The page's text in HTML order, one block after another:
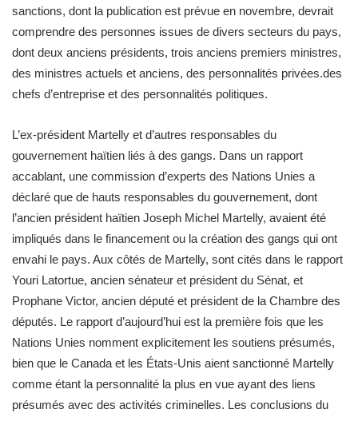
sanctions, dont la publication est prévue en novembre, devrait
comprendre des personnes issues de divers secteurs du pays,
dont deux anciens présidents, trois anciens premiers ministres,
des ministres actuels et anciens, des personnalités privées.des
chefs d’entreprise et des personnalités politiques.
L’ex-président Martelly et d’autres responsables du
gouvernement haïtien liés à des gangs. Dans un rapport
accablant, une commission d’experts des Nations Unies a
déclaré que de hauts responsables du gouvernement, dont
l’ancien président haïtien Joseph Michel Martelly, avaient été
impliqués dans le financement ou la création des gangs qui ont
envahi le pays. Aux côtés de Martelly, sont cités dans le rapport
Youri Latortue, ancien sénateur et président du Sénat, et
Prophane Victor, ancien député et président de la Chambre des
députés. Le rapport d’aujourd’hui est la première fois que les
Nations Unies nomment explicitement les soutiens présumés,
bien que le Canada et les États-Unis aient sanctionné Martelly
comme étant la personnalité la plus en vue ayant des liens
présumés avec des activités criminelles. Les conclusions du